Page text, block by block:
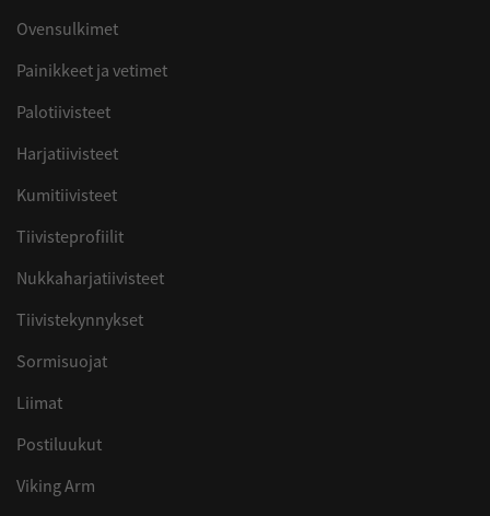
Ovensulkimet
Painikkeet ja vetimet
Palotiivisteet
Harjatiivisteet
Kumitiivisteet
Tiivisteprofiilit
Nukkaharjatiivisteet
Tiivistekynnykset
Sormisuojat
Liimat
Postiluukut
Viking Arm